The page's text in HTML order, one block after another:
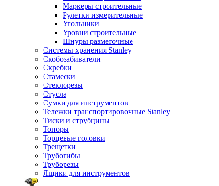
Маркеры строительные
Рулетки измерительные
Угольники
Уровни строительные
Шнуры разметочные
Системы хранения Stanley
Скобозабиватели
Скребки
Стамески
Стеклорезы
Стусла
Сумки для инструментов
Тележки транспортировочные Stanley
Тиски и струбцины
Топоры
Торцевые головки
Трещетки
Трубогибы
Труборезы
Ящики для инструментов